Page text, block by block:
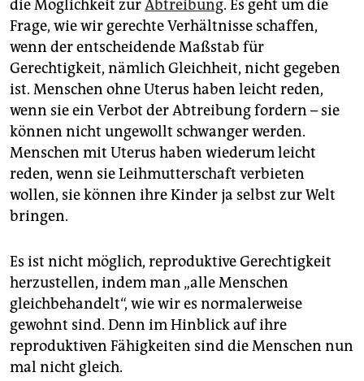
die Möglichkeit zurAbtreibung. Es geht um die
Frage, wie wir gerechte Verhältnisse schaffen,
wenn der entscheidende Maßstab für
Gerechtigkeit, nämlich Gleichheit, nicht gegeben
ist. Menschen ohne Uterus haben leicht reden,
wenn sie ein Verbot der Abtreibung fordern – sie
können nicht ungewollt schwanger werden.
Menschen mit Uterus haben wiederum leicht
reden, wenn sie Leihmutterschaft verbieten
wollen, sie können ihre Kinder ja selbst zur Welt
bringen.
Es ist nicht möglich, reproduktive Gerechtigkeit
herzustellen, indem man „alle Menschen
gleichbehandelt“, wie wir es normalerweise
gewohnt sind. Denn im Hinblick auf ihre
reproduktiven Fähigkeiten sind die Menschen nun
mal nicht gleich.